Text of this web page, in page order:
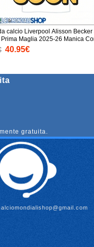
calcio Liverpool Alisson Becker
Prima Maglia 2025-26 Manica
40.95€
gratuita.